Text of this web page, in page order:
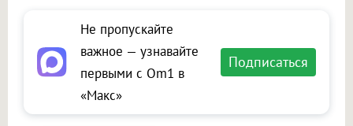
Не пропускайте
важное — узнавайте
первыми с Om1 в
«Макс»
Подписаться